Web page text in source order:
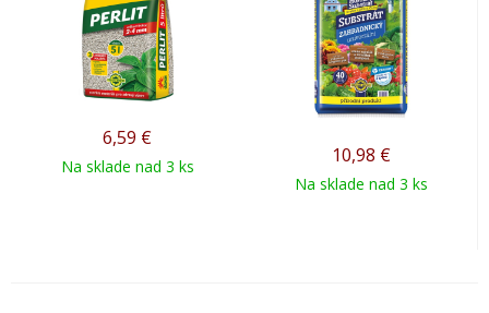
6,59 €
Na sklade nad 3 ks 10,98 €
Na sklade nad 3 ks